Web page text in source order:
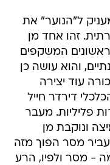
ל"הנוער" את
זהו אחד מן
המשקפים
והוא עושה כן
עוד יצירה
דירדר חייל
פליליות. מעבר
ונוקבת מן
מסר הפוך מזה
- מסר ולפיו, הרע